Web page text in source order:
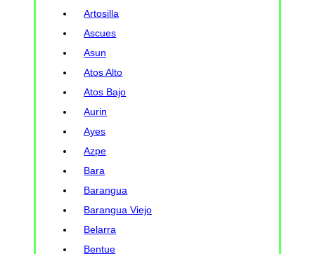
Artosilla
Ascues
Asun
Atos Alto
Atos Bajo
Aurin
Ayes
Azpe
Bara
Barangua
Barangua Viejo
Belarra
Bentue